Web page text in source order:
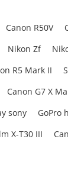
Canon R50V
Nikon Zf
R5 Mark II
Canon G7 X
sony GoPro
X-T30 III